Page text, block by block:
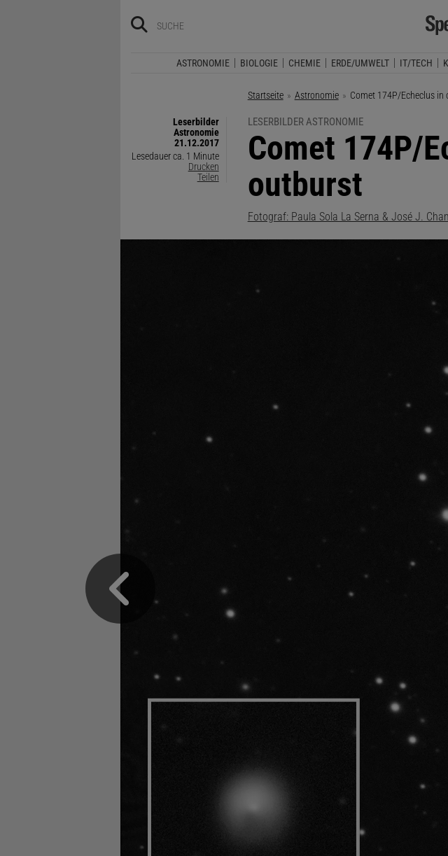
ASTRONOMIE BIOLOGIE CHEMIE ERDE/UMWELT IT/TECH
Startseite Astronomie Aktuelle Seite:
Comet 174P/Echeclus in
Leserbilder
Astronomie
21.12.2017
Lesedauer ca. 1 Minute
Drucken
Teilen
LESERBILDER ASTRONOMIE
:
Comet 174P/
outburst
Fotograf: Paula Sola La Serna & José J.